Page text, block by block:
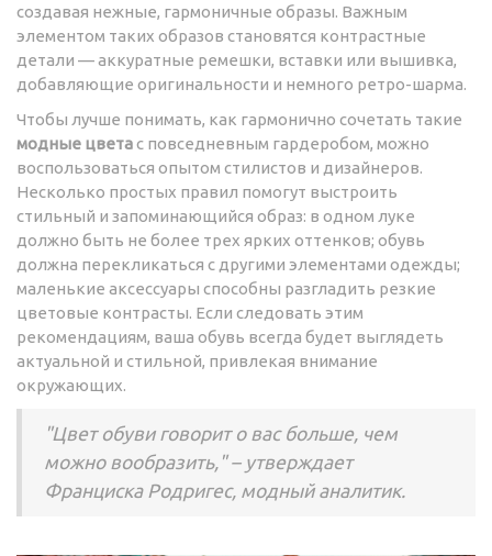
создавая нежные, гармоничные образы. Важным
элементом таких образов становятся контрастные
детали — аккуратные ремешки, вставки или вышивка,
добавляющие оригинальности и немного ретро-шарма.
Чтобы лучше понимать, как гармонично сочетать такие
модные цветас повседневным гардеробом, можно
воспользоваться опытом стилистов и дизайнеров.
Несколько простых правил помогут выстроить
стильный и запоминающийся образ: в одном луке
должно быть не более трех ярких оттенков; обувь
должна перекликаться с другими элементами одежды;
маленькие аксессуары способны разгладить резкие
цветовые контрасты. Если следовать этим
рекомендациям, ваша обувь всегда будет выглядеть
актуальной и стильной, привлекая внимание
окружающих.
"Цвет обуви говорит о вас больше, чем
можно вообразить," – утверждает
Франциска Родригес, модный аналитик.